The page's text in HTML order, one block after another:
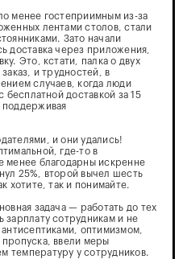
менее гостеприимным из-за
лентами столов, стали
Зато начали
доставка через приложения,
Это, кстати, палка о двух
и трудностей, в
случаев, когда люди
бесплатной доставкой за 15
и они удались!
где-то в
менее благодарны искренне
25%, второй вычел шесть
хотите, так и понимайте.
задача — работать до тех
зарплату сотрудникам и не
оптимизмом,
ввели меры
температуру у сотрудников.